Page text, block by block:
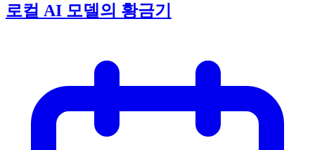
로컬 AI 모델의 황금기